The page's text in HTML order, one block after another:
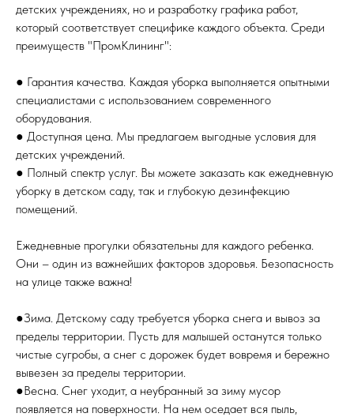
детских учреждениях, но и разработку графика работ,
который соответствует специфике каждого объекта. Среди
преимуществ "ПромКлининг":
● Гарантия качества. Каждая уборка выполняется опытными
специалистами с использованием современного
оборудования.
● Доступная цена. Мы предлагаем выгодные условия для
детских учреждений.
● Полный спектр услуг. Вы можете заказать как ежедневную
уборку в детском саду, так и глубокую дезинфекцию
помещений.
Ежедневные прогулки обязательны для каждого ребенка.
Они – один из важнейших факторов здоровья. Безопасность
на улице также важна!
●Зима. Детскому саду требуется уборка снега и вывоз за
пределы территории. Пусть для малышей останутся только
чистые сугробы, а снег с дорожек будет вовремя и бережно
вывезен за пределы территории.
●Весна. Снег уходит, а неубранный за зиму мусор
появляется на поверхности. На нем оседает вся пыль,